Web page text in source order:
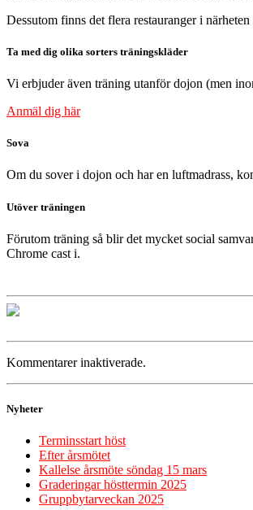
Dessutom finns det flera restauranger i
Ta med dig olika sorters träningskläder
Vi erbjuder även träning utanför dojon (men
Anmäl dig här
Sova
Om du sover i dojon och har en luftmadrass,
Utöver träningen
Förutom träning så blir det mycket social
Chrome cast i.
Kommentarer inaktiverade.
Nyheter
Terminsstart höst
Efter årsmötet
Kallelse årsmöte söndag 15 mars
Graderingar hösttermin 2025
Gruppbytarveckan 2025